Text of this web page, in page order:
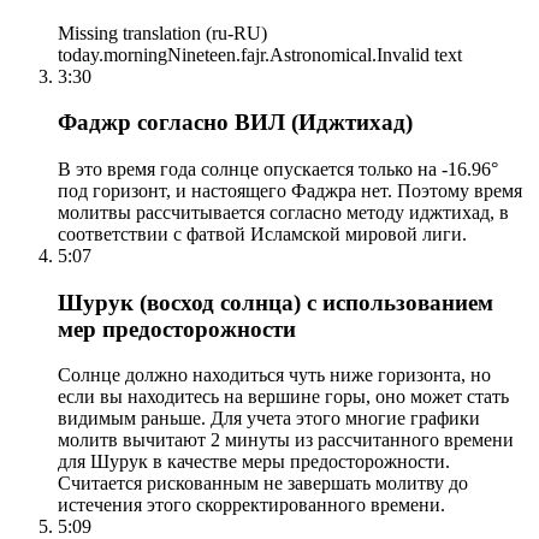
Missing translation (ru-RU)
today.morningNineteen.fajr.Astronomical.Invalid text
3:30
Фаджр согласно ВИЛ (Иджтихад)
В это время года солнце опускается только на -16.96°
под горизонт, и настоящего Фаджра нет. Поэтому время
молитвы рассчитывается согласно методу иджтихад, в
соответствии с фатвой Исламской мировой лиги.
5:07
Шурук (восход солнца) с использованием
мер предосторожности
Солнце должно находиться чуть ниже горизонта, но
если вы находитесь на вершине горы, оно может стать
видимым раньше. Для учета этого многие графики
молитв вычитают 2 минуты из рассчитанного времени
для Шурук в качестве меры предосторожности.
Считается рискованным не завершать молитву до
истечения этого скорректированного времени.
5:09